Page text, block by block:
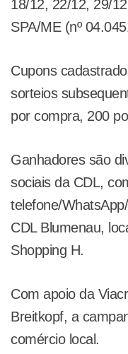
18/12, 22/12, 29/
SPA/ME (nº
Cupons
sorteios
por compra, 200
Ganhadores são
sociais da CDL,
telefone/
CDL Blumenau,
Shopping H.
Com apoio da
Breitkopf, a
comércio local.